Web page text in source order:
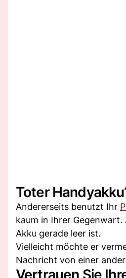
Toter
Andererseits benutzt Ihr
kaum in Ihrer
Akku gerade leer ist.
Vielleicht möchte er
Nachricht von einer
Vertrauen Sie